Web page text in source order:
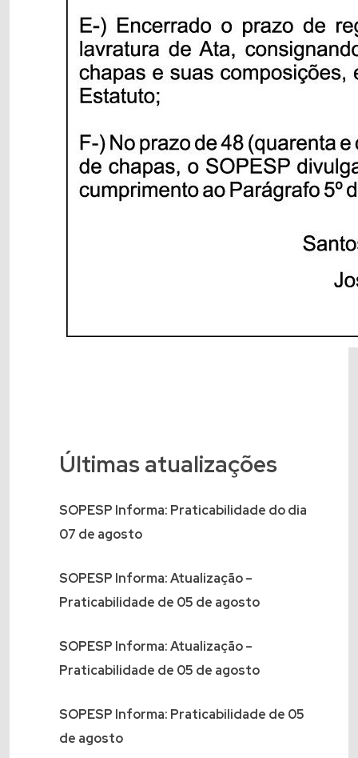
Últimas atualizações
SOPESP Informa: Praticabilidade do dia
07 de agosto
SOPESP Informa: Atualização –
Praticabilidade de 05 de agosto
SOPESP Informa: Atualização –
Praticabilidade de 05 de agosto
SOPESP Informa: Praticabilidade de 05
de agosto